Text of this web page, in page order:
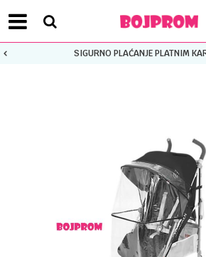
SIGURNO PLAĆANJE PLATNIM